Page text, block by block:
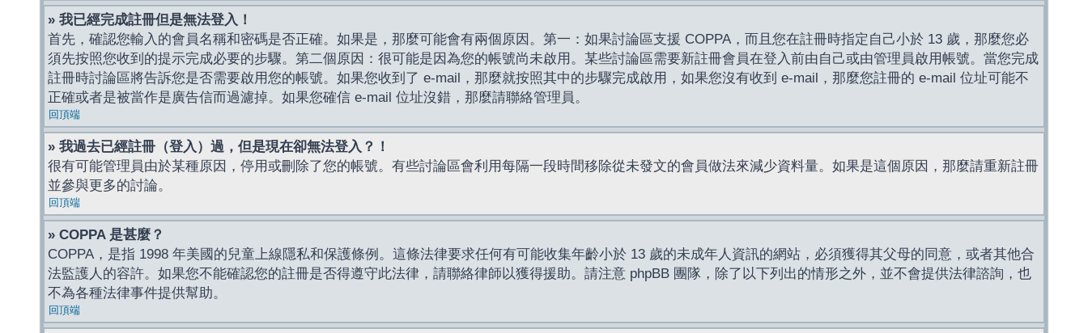
» 我已經完成註冊但是無法登入！
首先，確認您輸入的會員名稱和密碼是否正確。如果是，那麼可能會有兩個原因。第一：如果討論區支援 COPPA，而且您在註冊時指定自己小於 13 歲，那麼您必
須先按照您收到的提示完成必要的步驟。第二個原因：很可能是因為您的帳號尚未啟用。某些討論區需要新註冊會員在登入前由自己或由管理員啟用帳號。當您完成
註冊時討論區將告訴您是否需要啟用您的帳號。如果您收到了 e-mail，那麼就按照其中的步驟完成啟用，如果您沒有收到 e-mail，那麼您註冊的 e-mail 位址可能不
正確或者是被當作是廣告信而過濾掉。如果您確信 e-mail 位址沒錯，那麼請聯絡管理員。
回頂端
» 我過去已經註冊（登入）過，但是現在卻無法登入？！
很有可能管理員由於某種原因，停用或刪除了您的帳號。有些討論區會利用每隔一段時間移除從未發文的會員做法來減少資料量。如果是這個原因，那麼請重新註冊
並參與更多的討論。
回頂端
» COPPA 是甚麼？
COPPA，是指 1998 年美國的兒童上線隱私和保護條例。這條法律要求任何有可能收集年齡小於 13 歲的未成年人資訊的網站，必須獲得其父母的同意，或者其他合
法監護人的容許。如果您不能確認您的註冊是否得遵守此法律，請聯絡律師以獲得援助。請注意 phpBB 團隊，除了以下列出的情形之外，並不會提供法律諮詢，也
不為各種法律事件提供幫助。
回頂端